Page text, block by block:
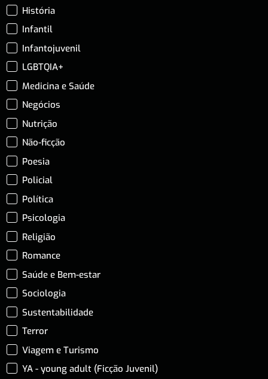
História
Infantil
Infantojuvenil
LGBTQIA+
Medicina e Saúde
Negócios
Nutrição
Não-ficção
Poesia
Policial
Política
Psicologia
Religião
Romance
Saúde e Bem-estar
Sociologia
Sustentabilidade
Terror
Viagem e Turismo
YA - young adult (Ficção Juvenil)